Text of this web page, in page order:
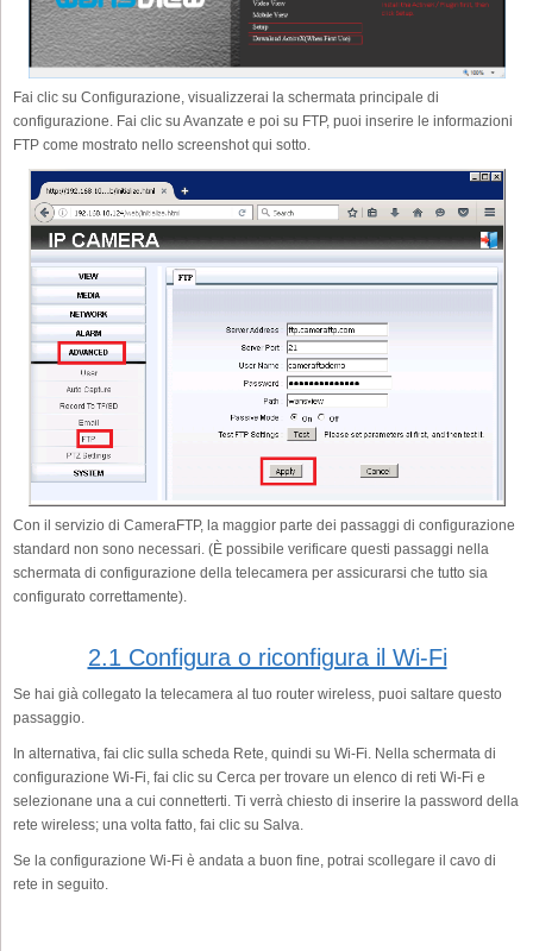
Fai clic su Configurazione, visualizzerai la schermata principale di
configurazione. Fai clic su Avanzate e poi su FTP, puoi inserire le informazioni
FTP come mostrato nello screenshot qui sotto.
Con il servizio di CameraFTP, la maggior parte dei passaggi di configurazione
standard non sono necessari. (È possibile verificare questi passaggi nella
schermata di configurazione della telecamera per assicurarsi che tutto sia
configurato correttamente).
2.1 Configura o riconfigura il Wi-Fi
Se hai già collegato la telecamera al tuo router wireless, puoi saltare questo
passaggio.
In alternativa, fai clic sulla scheda Rete, quindi su Wi-Fi. Nella schermata di
configurazione Wi-Fi, fai clic su Cerca per trovare un elenco di reti Wi-Fi e
selezionane una a cui connetterti. Ti verrà chiesto di inserire la password della
rete wireless; una volta fatto, fai clic su Salva.
Se la configurazione Wi-Fi è andata a buon fine, potrai scollegare il cavo di
rete in seguito.